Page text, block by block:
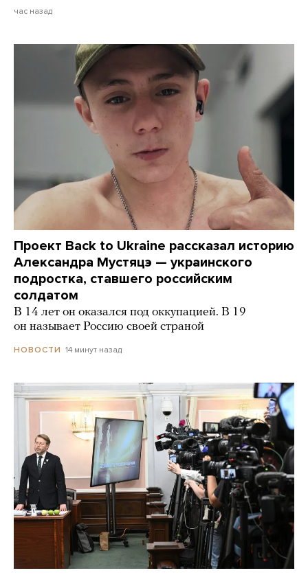
час назад
Проект Back to Ukraine рассказал историю
Александра Мустяцэ — украинского
подростка, ставшего российским
солдатом
В 14 лет он оказался под оккупацией. В 19
он называет Россию своей страной
НОВОСТИ 14 минут назад